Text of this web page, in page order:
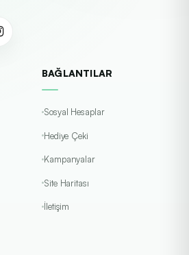
BAĞLANTILAR
Sosyal Hesaplar
Hediye Çeki
Kampanyalar
Site Haritası
İletişim